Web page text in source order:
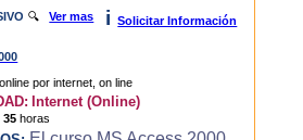
🔍Ver mas i Solicitar Información
Internet (Online)
35 horas